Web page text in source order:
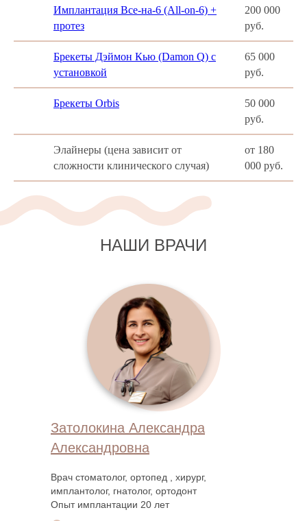
Имплантация Все-на-6 (All-on-6) +
протез
200 000
руб.
Брекеты Дэймон Кью (Damon Q) с
установкой
65 000
руб.
Брекеты Orbis
50 000
руб.
Элайнеры (цена зависит от
сложности клинического случая)
от 180
000 руб.
НАШИ ВРАЧИ
Затолокина Александра
Александровна
Врач стоматолог, ортопед , хирург,
имплантолог, гнатолог, ортодонт
Опыт имплантации 20 лет